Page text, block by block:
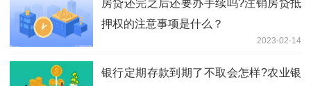
房贷还完之后还要办手续吗?注销房贷抵
押权的注意事项是什么？
2023-02-14
银行定期存款到期了不取会怎样?农业银